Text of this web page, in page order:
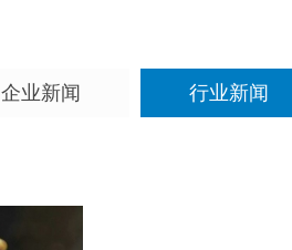
企业新闻 行业新闻